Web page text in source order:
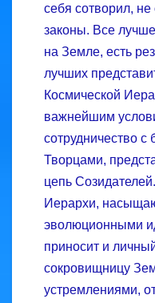
себя сотворил,
законы. Все
на Земле, есть
лучших
Космической
важнейшим
сотрудничество
Творцами,
цепь
Иерархи,
эволюционными
приносит и
сокровищницу
устремлениями,